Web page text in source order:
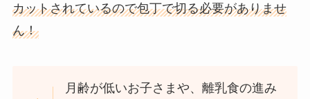
カットされているので包丁で切る必要がありませ
ん！
月齢が低いお子さまや、離乳食の進み